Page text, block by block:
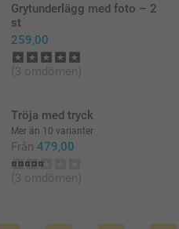
Grytunderlägg med foto – 2
st
259,00
(3 omdömen)
Tröja med tryck
Mer än 10 varianter
Från 479,00
(3 omdömen)